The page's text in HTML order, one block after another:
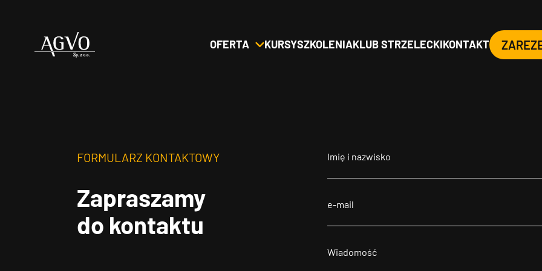
Header
OFERTA KURSYSZKOLENIAKLUB STRZELECKIKONTAKT
FORMULARZ KONTAKTOWY
Zapraszamy
do kontaktu